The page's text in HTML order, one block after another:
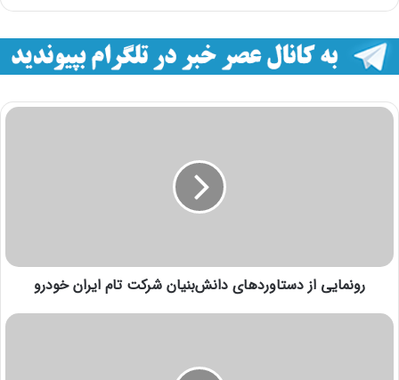
رونمایی از دستاوردهای دانش‌بنیان شرکت تام ایران خودرو